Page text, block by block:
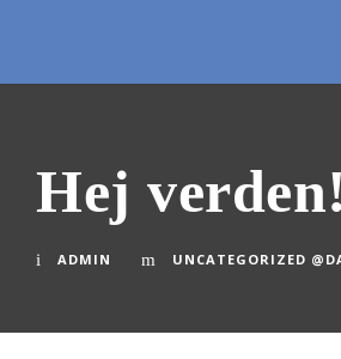
Hej verden!
ADMIN UNCATEGORIZED